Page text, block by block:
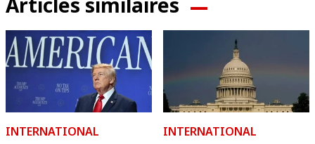
INTERNATIONAL
INTERNATIONAL